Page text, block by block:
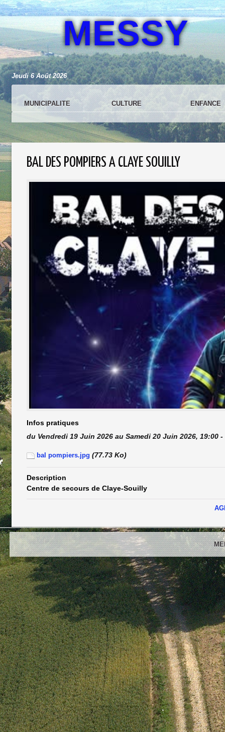
MESSY
Jeudi 6 Août 2026
MUNICIPALITE CULTURE ENFANCE
BAL DES POMPIERS A CLAYE SOUILLY
Infos pratiques
du Vendredi 19 Juin 2026 au Samedi 20 Juin 2026, 19:00
bal pompiers.jpg (77.73 Ko)
Description
Centre de secours de Claye-Souilly